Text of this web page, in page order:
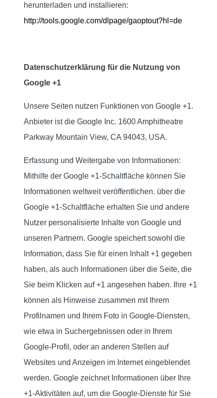
herunterladen und installieren:
http://tools.google.com/dlpage/gaoptout?hl=de
Datenschutzerklärung für die Nutzung von
Google +1
Unsere Seiten nutzen Funktionen von Google +1.
Anbieter ist die Google Inc. 1600 Amphitheatre
Parkway Mountain View, CA 94043, USA.
Erfassung und Weitergabe von Informationen:
Mithilfe der Google +1-Schaltfläche können Sie
Informationen weltweit veröffentlichen. über die
Google +1-Schaltfläche erhalten Sie und andere
Nutzer personalisierte Inhalte von Google und
unseren Partnern. Google speichert sowohl die
Information, dass Sie für einen Inhalt +1 gegeben
haben, als auch Informationen über die Seite, die
Sie beim Klicken auf +1 angesehen haben. Ihre +1
können als Hinweise zusammen mit Ihrem
Profilnamen und Ihrem Foto in Google-Diensten,
wie etwa in Suchergebnissen oder in Ihrem
Google-Profil, oder an anderen Stellen auf
Websites und Anzeigen im Internet eingeblendet
werden. Google zeichnet Informationen über Ihre
+1-Aktivitäten auf, um die Google-Dienste für Sie